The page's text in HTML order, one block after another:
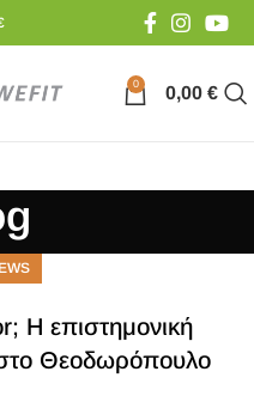
0 0,00 €
Η επιστημονική
Θεοδωρόπουλο